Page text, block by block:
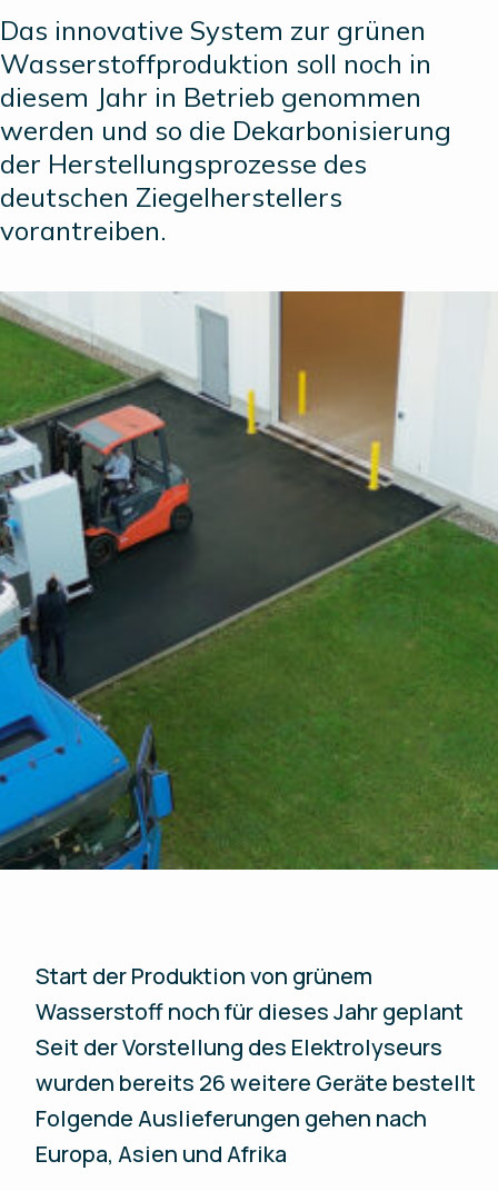
Das innovative System zur grünen
Wasserstoffproduktion soll noch in
diesem Jahr in Betrieb genommen
werden und so die Dekarbonisierung
der Herstellungsprozesse des
deutschen Ziegelherstellers
vorantreiben.
Start der Produktion von grünem
Wasserstoff noch für dieses Jahr geplant
Seit der Vorstellung des Elektrolyseurs
wurden bereits 26 weitere Geräte bestellt
Folgende Auslieferungen gehen nach
Europa, Asien und Afrika